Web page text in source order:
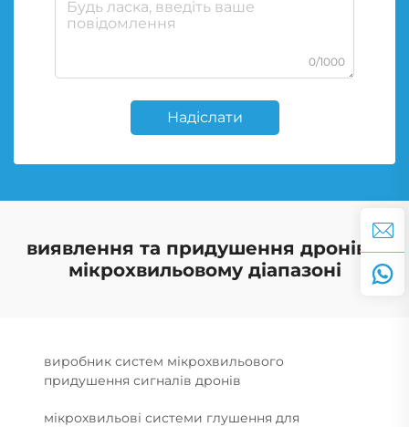
0/1000
Надіслати
виявлення та придушення дронів у
мікрохвильовому діапазоні
виробник систем мікрохвильового
придушення сигналів дронів
мікрохвильові системи глушення для